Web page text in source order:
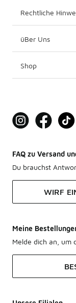
Rechtliche
üBer Uns
Shop
FAQ zu Versand
Du brauchst
WIRF
Meine
Melde dich an, um